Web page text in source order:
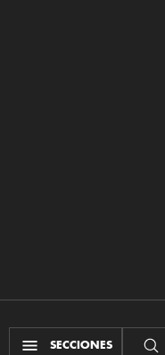
SECCIONES